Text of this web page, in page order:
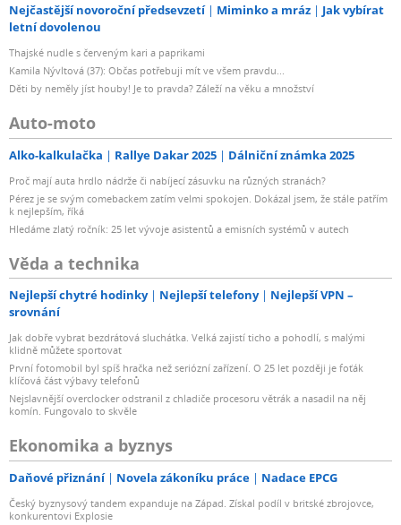
Nejčastější novoroční předsevzetí Miminko a mráz
Jak vybírat
letní dovolenou
Thajské nudle s červeným kari a paprikami
Kamila Nývltová (37): Občas potřebuji mít ve všem pravdu...
Děti by neměly jíst houby! Je to pravda? Záleží na věku a množství
Auto-moto
Alko-kalkulačka Rallye Dakar 2025 Dálniční známka 2025
Proč mají auta hrdlo nádrže či nabíjecí zásuvku na různých stranách?
Pérez je se svým comebackem zatím velmi spokojen. Dokázal jsem, že stále patřím
k nejlepším, říká
Hledáme zlatý ročník: 25 let vývoje asistentů a emisních systémů v autech
Věda a technika
Nejlepší chytré hodinky Nejlepší telefony
Nejlepší VPN –
srovnání
Jak dobře vybrat bezdrátová sluchátka. Velká zajistí ticho a pohodlí, s malými
klidně můžete sportovat
První fotomobil byl spíš hračka než seriózní zařízení. O 25 let později je foťák
klíčová část výbavy telefonů
Nejslavnější overclocker odstranil z chladiče procesoru větrák a nasadil na něj
komín. Fungovalo to skvěle
Ekonomika a byznys
Daňové přiznání Novela zákoníku práce Nadace EPCG
Český byznysový tandem expanduje na Západ. Získal podíl v britské zbrojovce,
konkurentovi Explosie